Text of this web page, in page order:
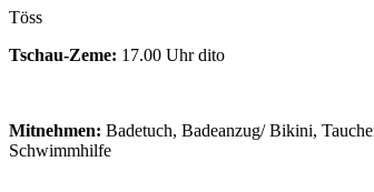
Töss
Tschau-Zeme: 17.00 Uhr dito
Mitnehmen: Badetuch, Badeanzug/ Bikini,
Schwimmhilfe